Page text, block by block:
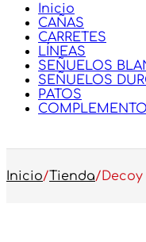
Inicio
CAÑAS
CARRETES
LÍNEAS
SEÑUELOS
SEÑUELOS
PATOS
Inicio/Tienda/Decoy